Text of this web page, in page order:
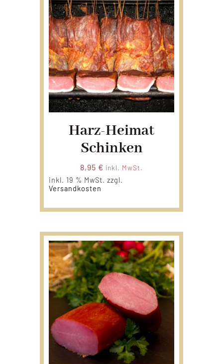
Harz-Heimat
Schinken
8,95 € inkl. MwSt.
inkl. 19 % MwSt. zzgl.
Versandkosten